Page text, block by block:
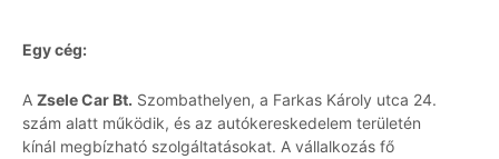
Egy cég:
A Zsele Car Bt. Szombathelyen, a Farkas Károly utca 24.
szám alatt működik, és az autókereskedelem területén
kínál megbízható szolgáltatásokat. A vállalkozás fő